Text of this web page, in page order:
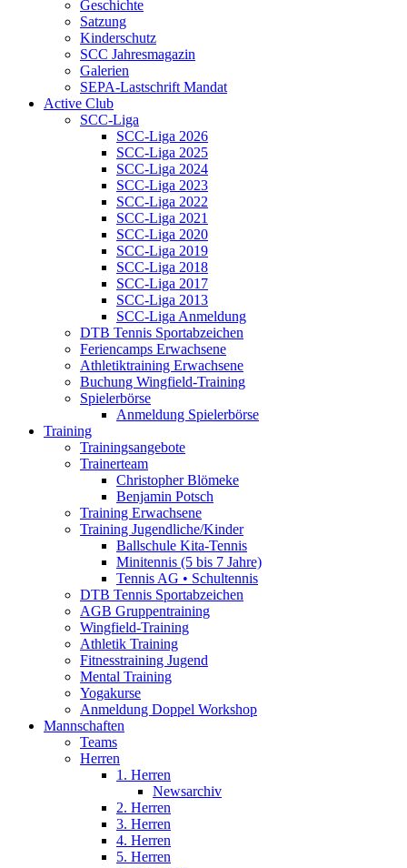
Geschichte
Satzung
Kinderschutz
SCC Jahresmagazin
Galerien
SEPA-Lastschrift Mandat
Active Club
SCC-Liga
SCC-Liga 2026
SCC-Liga 2025
SCC-Liga 2024
SCC-Liga 2023
SCC-Liga 2022
SCC-Liga 2021
SCC-Liga 2020
SCC-Liga 2019
SCC-Liga 2018
SCC-Liga 2017
SCC-Liga 2013
SCC-Liga Anmeldung
DTB Tennis Sportabzeichen
Feriencamps Erwachsene
Athletiktraining Erwachsene
Buchung Wingfield-Training
Spielerbörse
Anmeldung Spielerbörse
Training
Trainingsangebote
Trainerteam
Christopher Blömeke
Benjamin Potsch
Training Erwachsene
Training Jugendliche/Kinder
Ballschule Kita-Tennis
Minitennis (5 bis 7 Jahre)
Tennis AG • Schultennis
DTB Tennis Sportabzeichen
AGB Gruppentraining
Wingfield-Training
Athletik Training
Fitnesstraining Jugend
Mental Training
Yogakurse
Anmeldung Doppel Workshop
Mannschaften
Teams
Herren
1. Herren
Newsarchiv
2. Herren
3. Herren
4. Herren
5. Herren